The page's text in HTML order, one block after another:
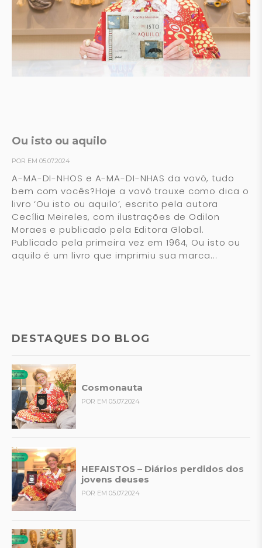
Ou isto ou aquilo
POR EM 05.07.2024
A-MA-DI-NHOS e A-MA-DI-NHAS da vovó, tudo
bem com vocês?Hoje a vovó trouxe como dica o
livro ‘Ou isto ou aquilo’, escrito pela autora
Cecília Meireles, com ilustrações de Odilon
Moraes e publicado pela Editora Global.
Publicado pela primeira vez em 1964, Ou isto ou
aquilo é um livro que imprimiu sua marca...
DESTAQUES DO BLOG
Cosmonauta
POR EM 05.07.2024
HEFAISTOS – Diários perdidos dos
jovens deuses
POR EM 05.07.2024